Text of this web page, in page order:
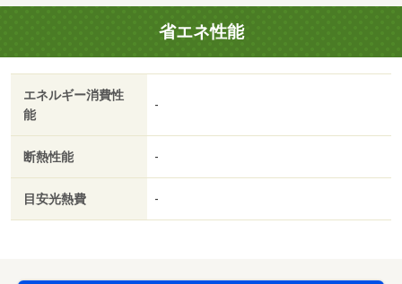
なし・駐輪場：有/室内清掃費 75020円/鍵交換代 16500円
省エネ性能
エネルギー消費性
能
-
断熱性能 -
目安光熱費 -